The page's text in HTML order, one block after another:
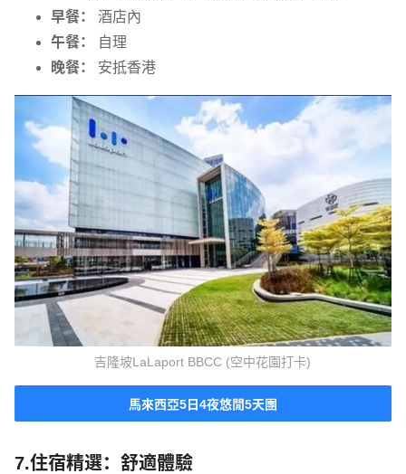
早餐：
酒店內
午餐：
自理
晚餐：
安抵香港
吉隆坡LaLaport BBCC (空中花園打卡)
馬來西亞5日4夜悠閒5天團
7.住宿精選：舒適體驗